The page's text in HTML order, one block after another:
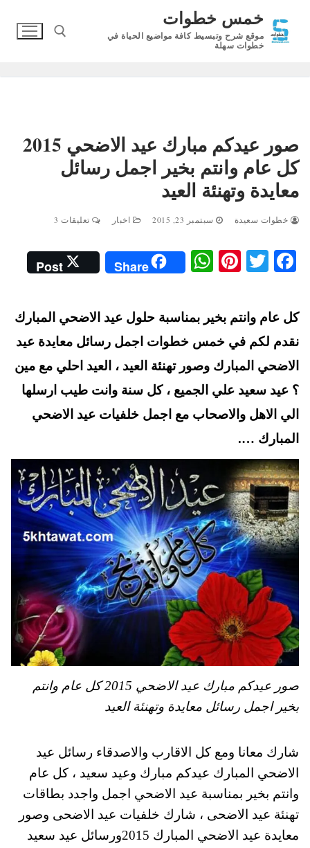
المحتوى
خمس خطوات
موقع شرح وتبسيط كافة مواضيع الحياة في
خطوات سهلة
صور عيدكم مبارك عيد الاضحي 2015
كل عام وانتم بخير اجمل رسائل
معايدة وتهنئة العيد
خطوات سعيدة سبتمبر 23, 2015 اخبار تعليقات 3
Fa
bo
ok
T
r
Pi
es
t
W
ha
ts
A
pp
Share
Post
كل عام وانتم بخير بمناسبة حلول عيد الاضحي المبارك
نقدم لكم في خمس خطوات اجمل رسائل معايدة عيد
الاضحي المبارك وصور تهنئة العيد ، العيد احلي مع مين
؟ عيد سعيد علي الجميع ، كل سنة وانت طيب ارسلها
الي الاهل والاصحاب مع اجمل خلفيات عيد الاضحي
المبارك ….
صور عيدكم مبارك عيد الاضحي 2015 كل عام وانتم
بخير اجمل رسائل معايدة وتهنئة العيد
شارك معانا ومع كل الاقارب والاصدقاء رسائل عيد
الاضحي المبارك عيدكم مبارك وعيد سعيد ، كل عام
وانتم بخير بمناسبة عيد الاضحي اجمل واجدد بطاقات
تهنئة عيد الاضحى ، شارك خلفيات عيد الاضحى وصور
معايدة عيد الاضحي المبارك 2015ورسائل عيد سعيد